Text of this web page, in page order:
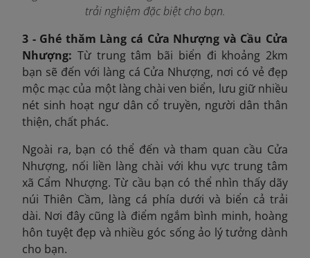
trải nghiệm đặc biệt cho bạn.
3 - Ghé thăm Làng cá Cửa Nhượng và Cầu Cửa
Nhượng: Từ trung tâm bãi biển đi khoảng 2km
bạn sẽ đến với làng cá Cửa Nhượng, nơi có vẻ đẹp
mộc mạc của một làng chài ven biển, lưu giữ nhiều
nét sinh hoạt ngư dân cổ truyền, người dân thân
thiện, chất phác.
Ngoài ra, bạn có thể đến và tham quan cầu Cửa
Nhượng, nối liền làng chài với khu vực trung tâm
xã Cẩm Nhượng. Từ cầu bạn có thể nhìn thấy dãy
núi Thiên Cầm, làng cá phía dưới và biển cả trải
dài. Nơi đây cũng là điểm ngắm bình minh, hoàng
hôn tuyệt đẹp và nhiều góc sống ảo lý tưởng dành
cho bạn.